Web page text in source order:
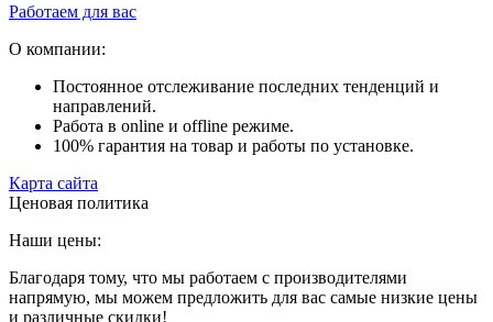
Работаем для вас
О компании:
Постоянное отслеживание последних тенденций и
направлений.
Работа в online и offline режиме.
100% гарантия на товар и работы по установке.
Карта сайта
Ценовая политика
Наши цены:
Благодаря тому, что мы работаем с производителями
напрямую, мы можем предложить для вас самые низкие цены
и различные скидки!